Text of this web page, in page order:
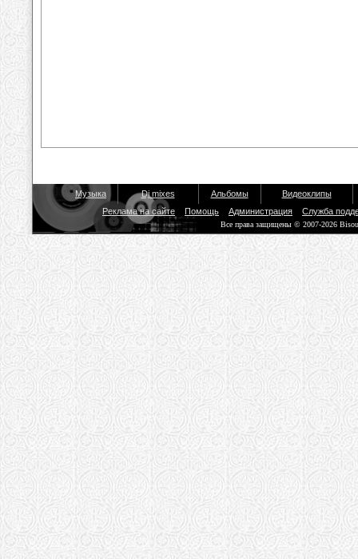
Музыка Dj mixes Альбомы
Видеоклипы
Реклама на сайте
Помощь Администрация Служба
Все права защищены © 2007-2026